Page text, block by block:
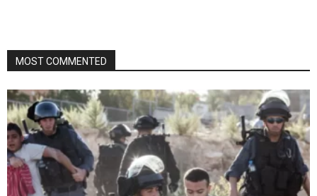
MOST COMMENTED